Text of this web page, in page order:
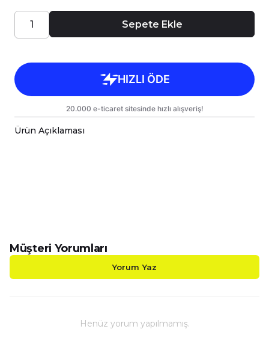
Sepete Ekle
Ürün Açıklaması
Müşteri Yorumları
Yorum Yaz
Henüz yorum yapılmamış.